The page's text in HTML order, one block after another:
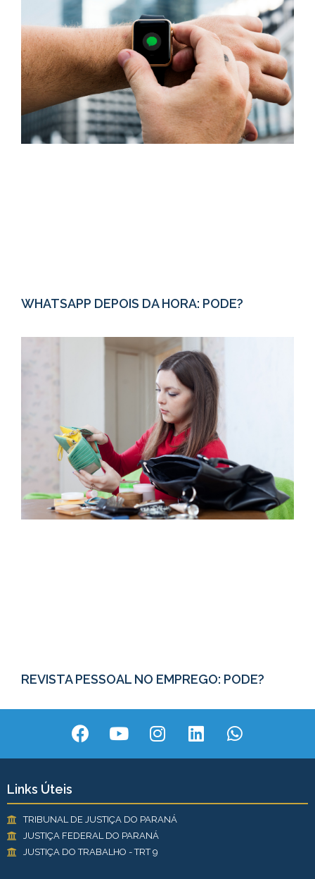
WHATSAPP DEPOIS DA HORA: PODE?
REVISTA PESSOAL NO EMPREGO: PODE?
Links Úteis
TRIBUNAL DE JUSTIÇA DO PARANÁ
JUSTIÇA FEDERAL DO PARANÁ
JUSTIÇA DO TRABALHO - TRT 9